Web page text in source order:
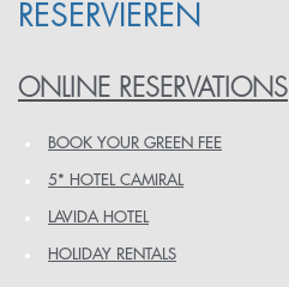
RESERVIEREN
ONLINE RESERVATIONS
BOOK YOUR GREEN FEE
5* HOTEL CAMIRAL
LAVIDA HOTEL
HOLIDAY RENTALS